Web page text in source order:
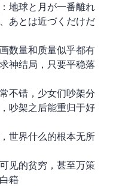
地球と月が一番離れ
あとは近づくだけだ
数量和质量似乎都有
神结局，只要平稳落
不错，少女们吵架分
吵架之后能重归于好
世界什么的根本无所
见的贫穷，甚至万策
箱